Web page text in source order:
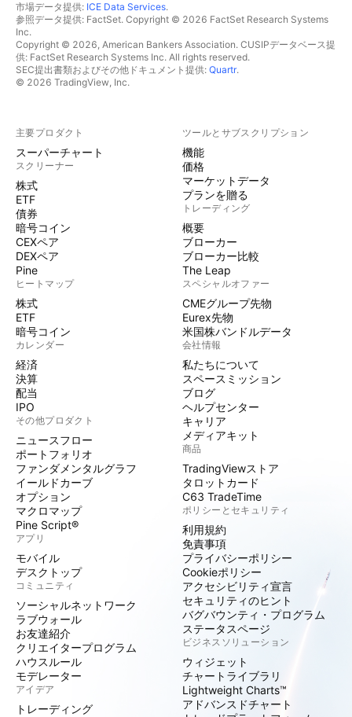
市場データ提供: ICE Data Services.
参照データ提供: FactSet. Copyright © 2026 FactSet Research Systems
Inc.
Copyright © 2026, American Bankers Association. CUSIPデータベース提
供: FactSet Research Systems Inc. All rights reserved.
SEC提出書類およびその他ドキュメント提供: Quartr.
© 2026 TradingView, Inc.
主要プロダクト
スーパーチャート
スクリーナー
株式
ETF
債券
暗号コイン
CEXペア
DEXペア
Pine
ヒートマップ
株式
ETF
暗号コイン
カレンダー
経済
決算
配当
IPO
その他プロダクト
ニュースフロー
ポートフォリオ
ファンダメンタルグラフ
イールドカーブ
オプション
マクロマップ
Pine Script®
アプリ
モバイル
デスクトップ
コミュニティ
ソーシャルネットワーク
ラブウォール
お友達紹介
クリエイタープログラム
ハウスルール
モデレーター
アイデア
トレーディング
ツールとサブスクリプション
機能
価格
マーケットデータ
プランを贈る
トレーディング
概要
ブローカー
ブローカー比較
The Leap
スペシャルオファー
CMEグループ先物
Eurex先物
米国株バンドルデータ
会社情報
私たちについて
スペースミッション
ブログ
ヘルプセンター
キャリア
メディアキット
商品
TradingViewストア
タロットカード
C63 TradeTime
ポリシーとセキュリティ
利用規約
免責事項
プライバシーポリシー
Cookieポリシー
アクセシビリティ宣言
セキュリティのヒント
バグバウンティ・プログラム
ステータスページ
ビジネスソリューション
ウィジェット
チャートライブラリ
Lightweight Charts™
アドバンスドチャート